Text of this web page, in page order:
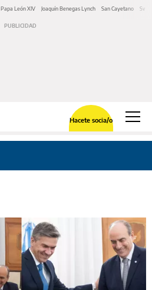
Papa León XIV Joaquín Benegas Lynch San Cayetano
Hacete socia/o